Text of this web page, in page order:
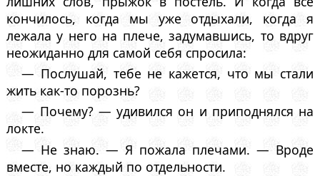
кончилось, когда мы уже отдыхали, когда я
лежала у него на плече, задумавшись, то вдруг
неожиданно для самой себя спросила:
— Послушай, тебе не кажется, что мы стали
жить как-то порознь?
— Почему? — удивился он и приподнялся на
локте.
— Не знаю. — Я пожала плечами. — Вроде
вместе, но каждый по отдельности.